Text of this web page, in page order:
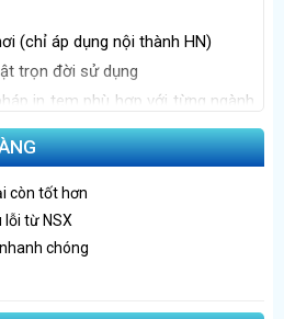
(chỉ áp dụng nội thành HN)
trọn đời sử dụng
in tem phù hợp với từng ngành
còn tốt hơn
lỗi từ NSX
chóng